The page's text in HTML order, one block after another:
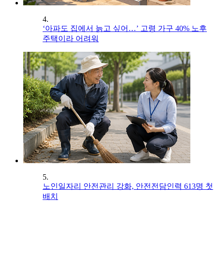
4.
‘아파도 집에서 늙고 싶어…’ 고령 가구 40% 노후
주택이라 어려워
5.
노인일자리 안전관리 강화, 안전전담인력 613명 첫
배치